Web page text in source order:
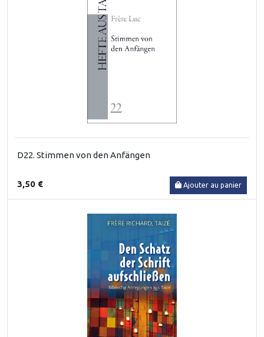
D22. Stimmen von den Anfängen
3,50 € Ajouter au panier